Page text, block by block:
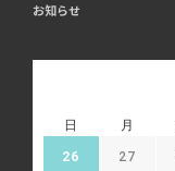
お知らせ
日 月
26 27